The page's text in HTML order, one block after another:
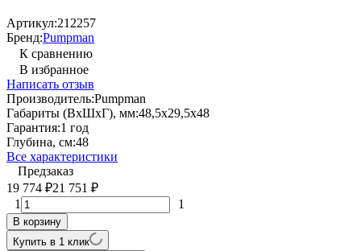
Артикул:212257
Бренд:Pumpman
К сравнению
В избранное
Написать отзыв
Производитель:Pumpman
Габариты (ВхШхГ), мм:48,5x29,5x48
Гарантия:1 год
Глубина, см:48
Все характеристики
Предзаказ
19 774 ₽21 751 ₽
1 1
В корзину
Купить в 1 клик